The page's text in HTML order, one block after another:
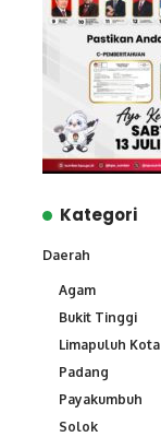
Kategori
Daerah
Agam
Bukit Tinggi
Limapuluh Kota
Padang
Payakumbuh
Solok